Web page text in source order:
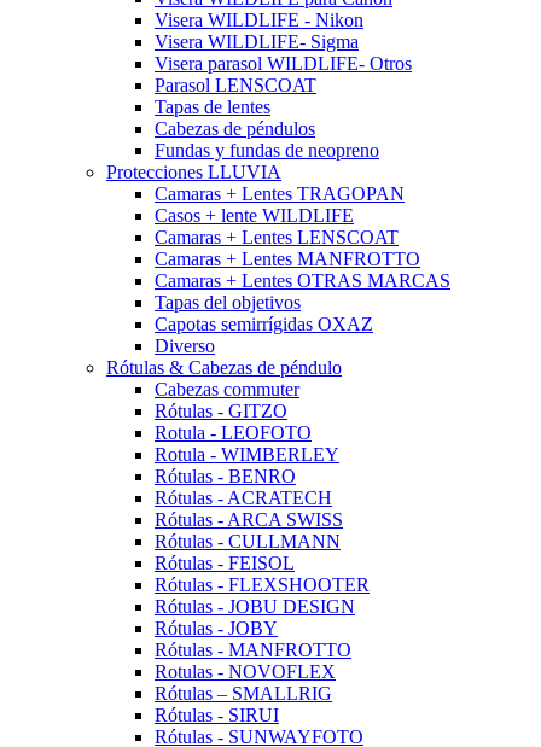
Visera WILDLIFE - Nikon
Visera WILDLIFE- Sigma
Visera parasol WILDLIFE- Otros
Parasol LENSCOAT
Tapas de lentes
Cabezas de péndulos
Fundas y fundas de neopreno
Protecciones LLUVIA
Camaras + Lentes TRAGOPAN
Casos + lente WILDLIFE
Camaras + Lentes LENSCOAT
Camaras + Lentes MANFROTTO
Camaras + Lentes OTRAS MARCAS
Tapas del objetivos
Capotas semirrígidas OXAZ
Diverso
Rótulas & Cabezas de péndulo
Cabezas commuter
Rótulas - GITZO
Rotula - LEOFOTO
Rotula - WIMBERLEY
Rótulas - BENRO
Rótulas - ACRATECH
Rótulas - ARCA SWISS
Rótulas - CULLMANN
Rótulas - FEISOL
Rótulas - FLEXSHOOTER
Rótulas - JOBU DESIGN
Rótulas - JOBY
Rótulas - MANFROTTO
Rotulas - NOVOFLEX
Rótulas – SMALLRIG
Rótulas - SIRUI
Rótulas - SUNWAYFOTO